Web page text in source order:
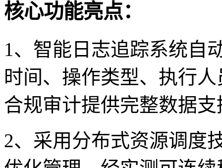
核心功能亮点：
1、智能日志追踪系统自
时间、操作类型、执行
合规审计提供完整数据支
2、采用分布式资源调度